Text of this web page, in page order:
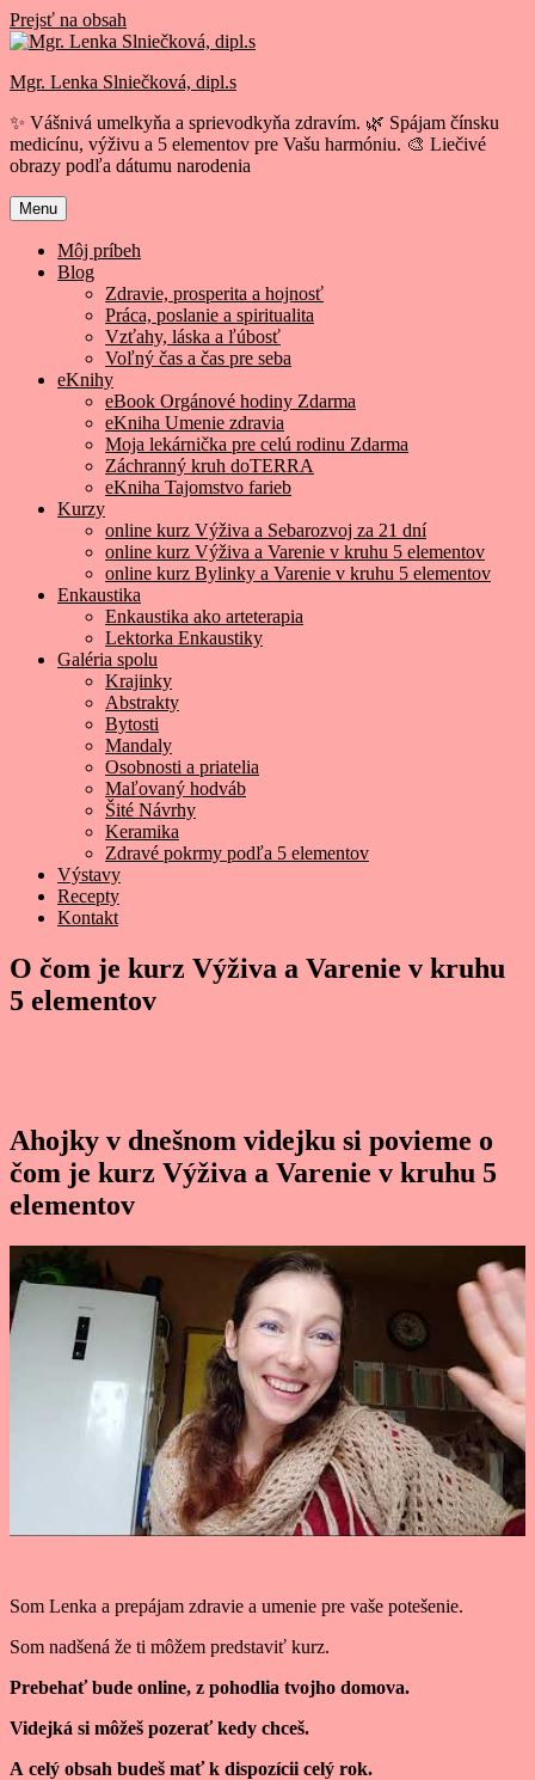
Prejsť na obsah
Mgr. Lenka Slniečková, dipl.s
✨ Vášnivá umelkyňa a sprievodkyňa zdravím. 🌿 Spájam čínsku
medicínu, výživu a 5 elementov pre Vašu harmóniu. 🎨 Liečivé
obrazy podľa dátumu narodenia
Menu
Môj príbeh
Blog
Zdravie, prosperita a hojnosť
Práca, poslanie a spiritualita
Vzťahy, láska a ľúbosť
Voľný čas a čas pre seba
eKnihy
eBook Orgánové hodiny Zdarma
eKniha Umenie zdravia
Moja lekárnička pre celú rodinu Zdarma
Záchranný kruh doTERRA
eKniha Tajomstvo farieb
Kurzy
online kurz Výživa a Sebarozvoj za 21 dní
online kurz Výživa a Varenie v kruhu 5 elementov
online kurz Bylinky a Varenie v kruhu 5 elementov
Enkaustika
Enkaustika ako arteterapia
Lektorka Enkaustiky
Galéria spolu
Krajinky
Abstrakty
Bytosti
Mandaly
Osobnosti a priatelia
Maľovaný hodváb
Šité Návrhy
Keramika
Zdravé pokrmy podľa 5 elementov
Výstavy
Recepty
Kontakt
O čom je kurz Výživa a Varenie v kruhu
5 elementov
Ahojky v dnešnom videjku si povieme o
čom je kurz Výživa a Varenie v kruhu 5
elementov
Som Lenka a prepájam zdravie a umenie pre vaše potešenie.
Som nadšená že ti môžem predstaviť kurz.
Prebehať bude online, z pohodlia tvojho domova.
Videjká si môžeš pozerať kedy chceš.
A celý obsah budeš mať k dispozícii celý rok.